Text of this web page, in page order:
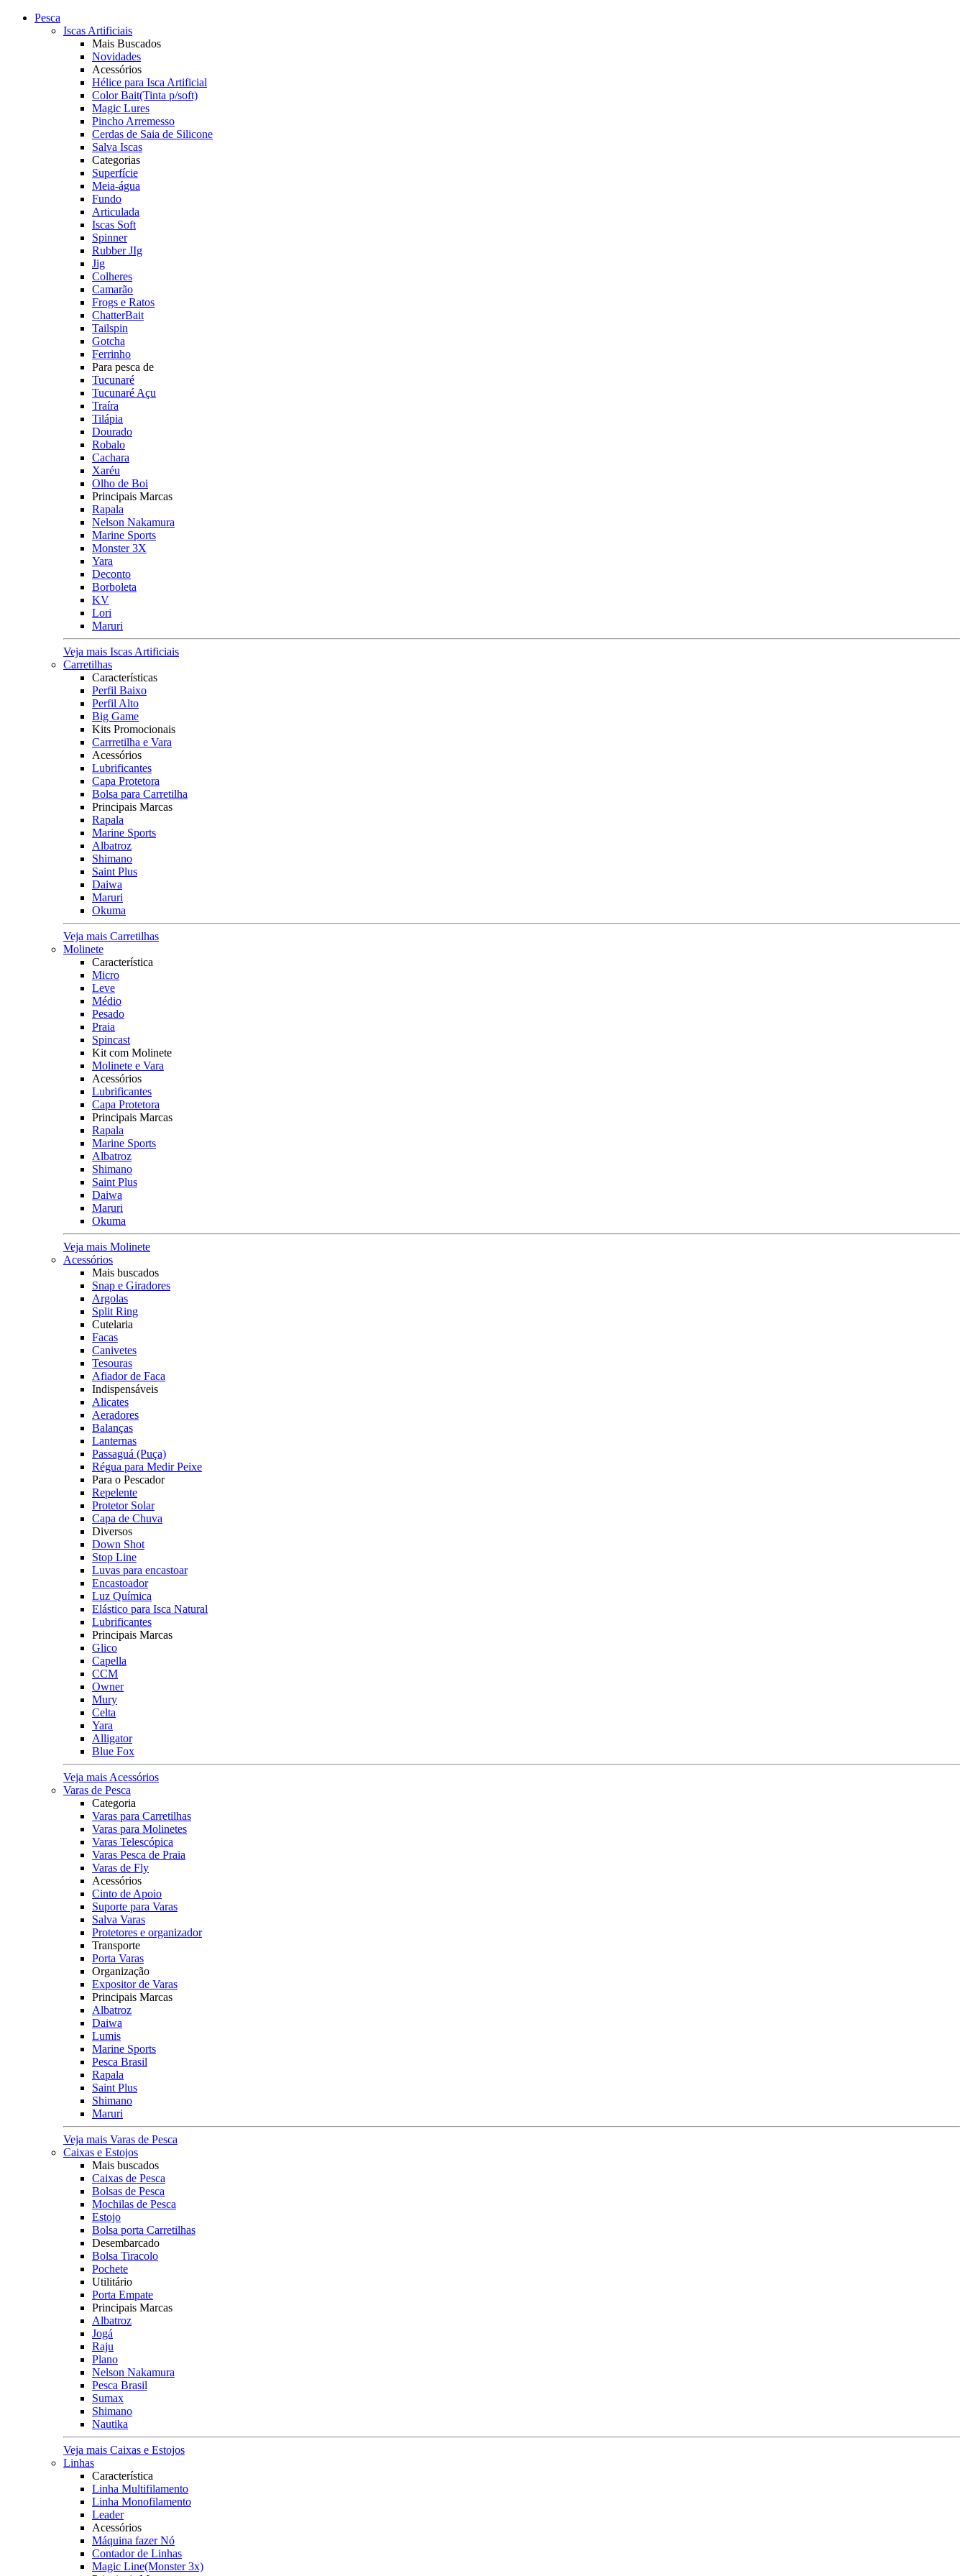
Pesca
Iscas Artificiais
Mais Buscados
Novidades
Acessórios
Hélice para Isca Artificial
Color Bait(Tinta p/soft)
Magic Lures
Pincho Arremesso
Cerdas de Saia de Silicone
Salva Iscas
Categorias
Superfície
Meia-água
Fundo
Articulada
Iscas Soft
Spinner
Rubber JIg
Jig
Colheres
Camarão
Frogs e Ratos
ChatterBait
Tailspin
Gotcha
Ferrinho
Para pesca de
Tucunaré
Tucunaré Açu
Traíra
Tilápia
Dourado
Robalo
Cachara
Xaréu
Olho de Boi
Principais Marcas
Rapala
Nelson Nakamura
Marine Sports
Monster 3X
Yara
Deconto
Borboleta
KV
Lori
Maruri
Veja mais Iscas Artificiais
Carretilhas
Características
Perfil Baixo
Perfil Alto
Big Game
Kits Promocionais
Carrretilha e Vara
Acessórios
Lubrificantes
Capa Protetora
Bolsa para Carretilha
Principais Marcas
Rapala
Marine Sports
Albatroz
Shimano
Saint Plus
Daiwa
Maruri
Okuma
Veja mais Carretilhas
Molinete
Característica
Micro
Leve
Médio
Pesado
Praia
Spincast
Kit com Molinete
Molinete e Vara
Acessórios
Lubrificantes
Capa Protetora
Principais Marcas
Rapala
Marine Sports
Albatroz
Shimano
Saint Plus
Daiwa
Maruri
Okuma
Veja mais Molinete
Acessórios
Mais buscados
Snap e Giradores
Argolas
Split Ring
Cutelaria
Facas
Canivetes
Tesouras
Afiador de Faca
Indispensáveis
Alicates
Aeradores
Balanças
Lanternas
Passaguá (Puça)
Régua para Medir Peixe
Para o Pescador
Repelente
Protetor Solar
Capa de Chuva
Diversos
Down Shot
Stop Line
Luvas para encastoar
Encastoador
Luz Química
Elástico para Isca Natural
Lubrificantes
Principais Marcas
Glico
Capella
CCM
Owner
Mury
Celta
Yara
Alligator
Blue Fox
Veja mais Acessórios
Varas de Pesca
Categoria
Varas para Carretilhas
Varas para Molinetes
Varas Telescópica
Varas Pesca de Praia
Varas de Fly
Acessórios
Cinto de Apoio
Suporte para Varas
Salva Varas
Protetores e organizador
Transporte
Porta Varas
Organização
Expositor de Varas
Principais Marcas
Albatroz
Daiwa
Lumis
Marine Sports
Pesca Brasil
Rapala
Saint Plus
Shimano
Maruri
Veja mais Varas de Pesca
Caixas e Estojos
Mais buscados
Caixas de Pesca
Bolsas de Pesca
Mochilas de Pesca
Estojo
Bolsa porta Carretilhas
Desembarcado
Bolsa Tiracolo
Pochete
Utilitário
Porta Empate
Principais Marcas
Albatroz
Jogá
Raju
Plano
Nelson Nakamura
Pesca Brasil
Sumax
Shimano
Nautika
Veja mais Caixas e Estojos
Linhas
Característica
Linha Multifilamento
Linha Monofilamento
Leader
Acessórios
Máquina fazer Nó
Contador de Linhas
Magic Line(Monster 3x)